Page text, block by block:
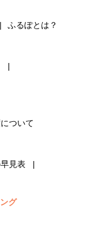
ふるぽとは？
ついて
見表
グ